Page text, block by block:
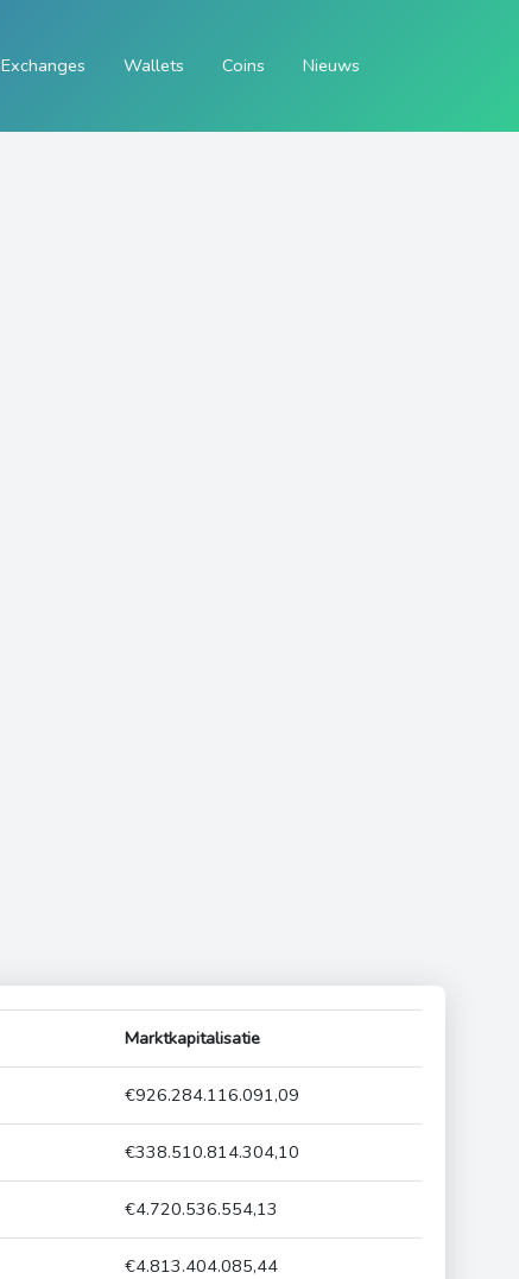
Exchanges Wallets Coins Nieuws
Marktkapitalisatie
€926.284.116.091,09
€338.510.814.304,10
€4.720.536.554,13
€4.813.404.085,44